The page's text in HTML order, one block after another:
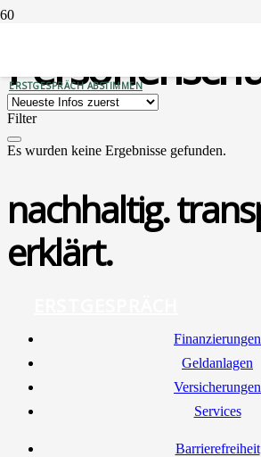
ERSTGESPRÄCH ABSTIMMEN
Filter
Es wurden keine Ergebnisse gefunden.
nachhaltig.
erklärt.
Finan­zie­run­gen
Geld­an­la­gen
Ver­si­che­run­gen
Ser­vices
Bar­rie­re­frei­heit